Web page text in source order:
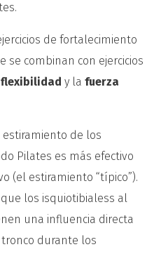
de fortalecimiento
se combinan con ejercicios
flexibilidad y lafuerza
de los
Pilates es más efectivo
(el estiramiento “típico”).
los isquiotibialess al
una influencia directa
durante los